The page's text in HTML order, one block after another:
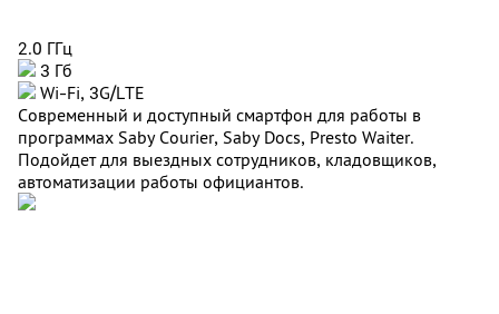
2.0 ГГц
3 Гб
Wi-Fi, 3G/LTE
Современный и доступный смартфон для работы в
программах Saby Courier, Saby Docs, Presto Waiter.
Подойдет для выездных сотрудников, кладовщиков,
автоматизации работы официантов.